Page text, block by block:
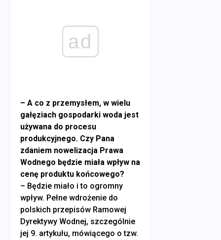
ad
– A co z przemysłem, w wielu
gałęziach gospodarki woda jest
używana do procesu
produkcyjnego. Czy Pana
zdaniem nowelizacja Prawa
Wodnego będzie miała wpływ na
cenę produktu końcowego?
– Będzie miało i to ogromny
wpływ. Pełne wdrożenie do
polskich przepisów Ramowej
Dyrektywy Wodnej, szczególnie
jej 9. artykułu, mówiącego o tzw.